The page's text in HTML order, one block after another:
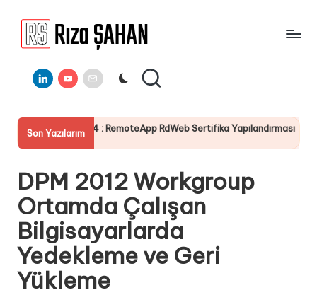
a
Ş
A
H
A
N
Bilgi
Paylaşım
LinkedinYoutube
E-
Mail
Son Yazılarım
RemoteApp RdWeb Sertifika Yapılandırması Server 2025
19 Temmuz 2025
DPM 2012 Workgroup
Ortamda Çalışan
Bilgisayarlarda
Yedekleme ve Geri
Yükleme